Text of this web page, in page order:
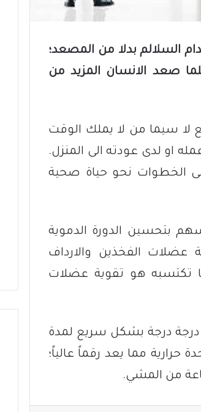
السلالم بدلا من المصعد؛
صعد الانسان المزيد من
لا سيما من لا يملك الوقت
او لدى عودته الى المنزل.
الخطوات نحو حياة صحية
بتحسين الدورة الدموية
عضلات الفخذين والارداف
تكتسبه هو تقوية عضلات
درجة درجة بشكل سريع لمدة
يعادل ساعتين مشي ويحرق حوالي 600 وحدة حرارية مما يعد رقماً عالياً؛
من المشي.